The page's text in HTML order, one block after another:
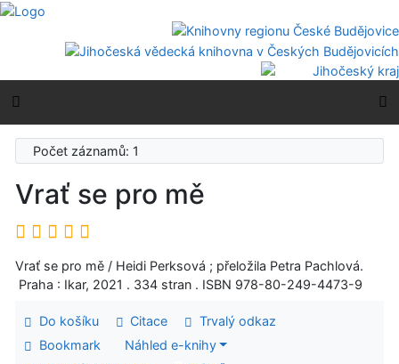
Přejít na obsah
Prohlášení o webové přístupnosti
Počet záznamů: 1
Vrať se pro mě
Vrať se pro mě / Heidi Perksová ; přeložila Petra Pachlová.
Praha : Ikar, 2021 . 334 stran . ISBN 978-80-249-4473-9
Do košíku Citace
Trvalý odkaz
Bookmark
Náhled e-knihy